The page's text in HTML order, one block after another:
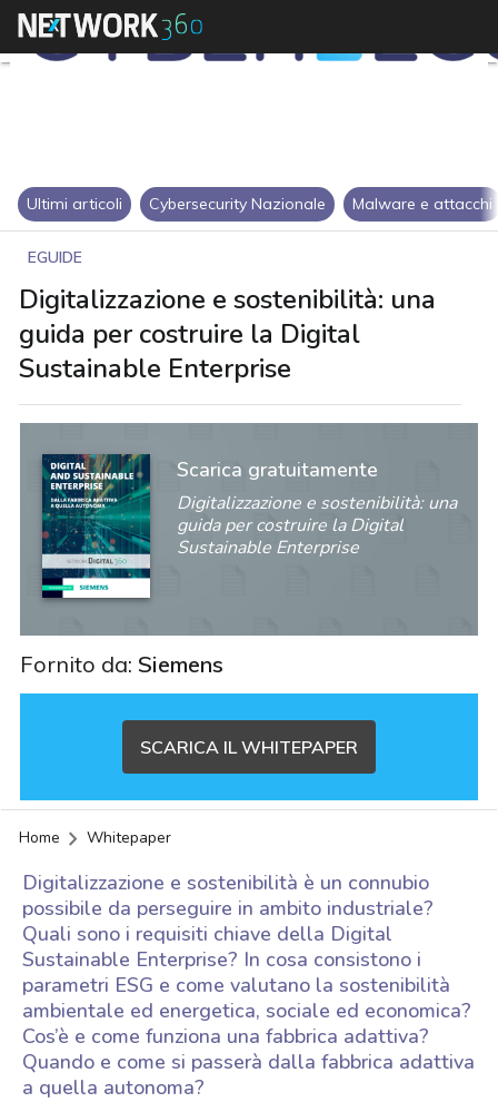
Ultimi articoli Cybersecurity Nazionale Malware e attacchi
EGUIDE
Digitalizzazione e sostenibilità: una
guida per costruire la Digital
Sustainable Enterprise
Scarica gratuitamente
Digitalizzazione e sostenibilità: una
guida per costruire la Digital
Sustainable Enterprise
Fornito da: Siemens
SCARICA IL WHITEPAPER
Home Whitepaper
Digitalizzazione e sostenibilità è un connubio
possibile da perseguire in ambito industriale?
Quali sono i requisiti chiave della Digital
Sustainable Enterprise? In cosa consistono i
parametri ESG e come valutano la sostenibilità
ambientale ed energetica, sociale ed economica?
Cos’è e come funziona una fabbrica adattiva?
Quando e come si passerà dalla fabbrica adattiva
a quella autonoma?